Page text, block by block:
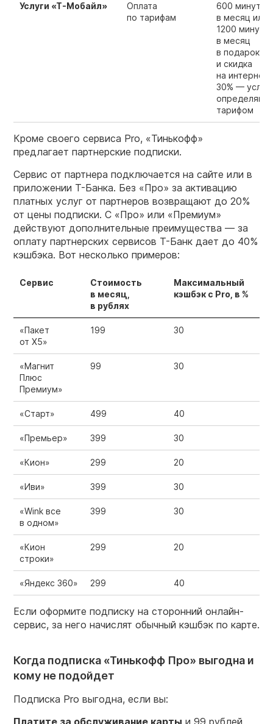
Услуги «Т-Мобайл»
Оплата
по тарифам
600 минут
в месяц или
1200 минут
в месяц
в подарок
и скидка
на интернет
30% —
тарифом
Кроме своего сервиса Pro, «Тинькофф»
предлагает партнерские подписки.
Сервис от партнера подключается на сайте или в
приложении Т-Банка. Без «Про» за активацию
платных услуг от партнеров возвращают до 20%
от цены подписки. С «Про» или «Премиум»
действуют дополнительные преимущества — за
оплату партнерских сервисов Т-Банк дает до 40%
кэшбэка. Вот несколько примеров:
Сервис
Стоимость
в месяц,
в рублях
Максимальный
кэшбэк с Pro, в %
«Пакет
от X5»
199 30
«Магнит
Плюс
Премиум»
99 30
«Старт» 499 40
«Премьер» 399 30
«Кион» 299 20
«Иви» 399 30
«Wink все
в одном»
399 30
«Кион
строки»
299 20
«Яндекс 360» 299 40
Если оформите подписку на сторонний онлайн-
сервис, за него начислят обычный кэшбэк по карте.
Когда подписка «Тинькофф Про» выгодна и
кому не подойдет
Подписка Pro выгодна, если вы: